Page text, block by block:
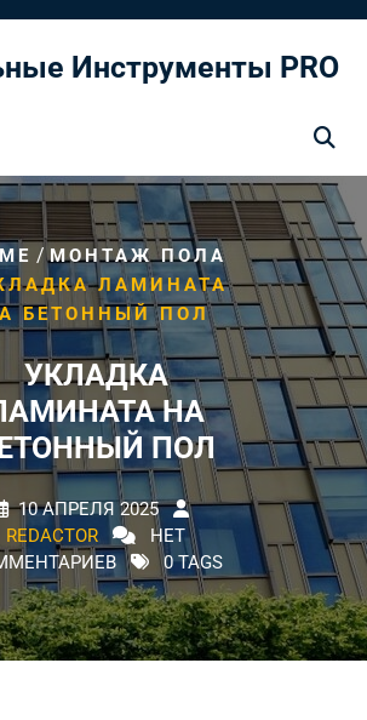
Инструменты PRO
/МОНТАЖ ПОЛА
ЛАМИНАТА
БЕТОННЫЙ ПОЛ
УКЛАДКА
НА
ПОЛ
10 АПРЕЛЯ 2025
REDACTOR
НЕТ
0 TAGS